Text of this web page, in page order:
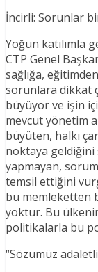
İncirli: Sorunlar
Yoğun katılımla
CTP Genel
sağlığa,
sorunlara dikkat
büyüyor ve işin
mevcut yönetim
büyüten, halkı
noktaya geldiğini
yapmayan,
temsil ettiğini
bu memleketten
yoktur. Bu
politikalarla bu
“Sözümüz